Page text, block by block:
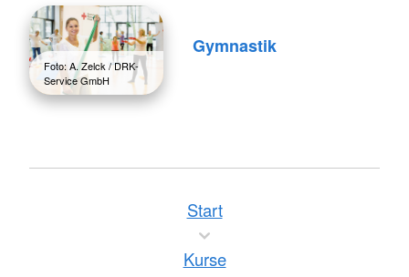
Foto: A. Zelck / DRK-
Service GmbH
Gymnastik
Start
Kurse